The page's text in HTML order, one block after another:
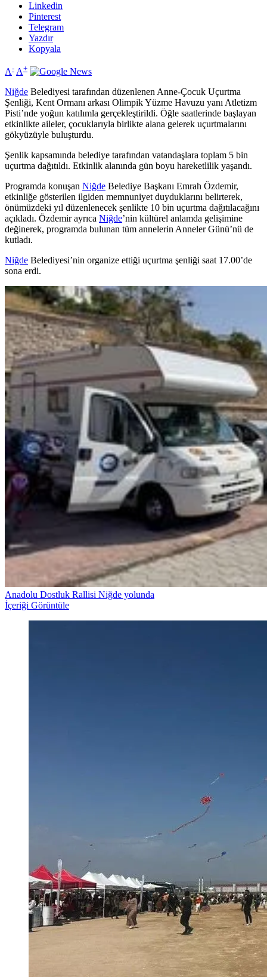
Linkedin
Pinterest
Telegram
Yazdır
Kopyala
A- A+
Niğde Belediyesi tarafından düzenlenen Anne-Çocuk Uçurtma
Şenliği, Kent Ormanı arkası Olimpik Yüzme Havuzu yanı Atletizm
Pisti’nde yoğun katılımla gerçekleştirildi. Öğle saatlerinde başlayan
etkinlikte aileler, çocuklarıyla birlikte alana gelerek uçurtmalarını
gökyüzüyle buluşturdu.
Şenlik kapsamında belediye tarafından vatandaşlara toplam 5 bin
uçurtma dağıtıldı. Etkinlik alanında gün boyu hareketlilik yaşandı.
Programda konuşan Niğde Belediye Başkanı Emrah Özdemir,
etkinliğe gösterilen ilgiden memnuniyet duyduklarını belirterek,
önümüzdeki yıl düzenlenecek şenlikte 10 bin uçurtma dağıtılacağını
açıkladı. Özdemir ayrıca Niğde’nin kültürel anlamda gelişimine
değinerek, programda bulunan tüm annelerin Anneler Günü’nü de
kutladı.
Niğde Belediyesi’nin organize ettiği uçurtma şenliği saat 17.00’de
sona erdi.
Anadolu Dostluk Rallisi Niğde yolunda
İçeriği Görüntüle